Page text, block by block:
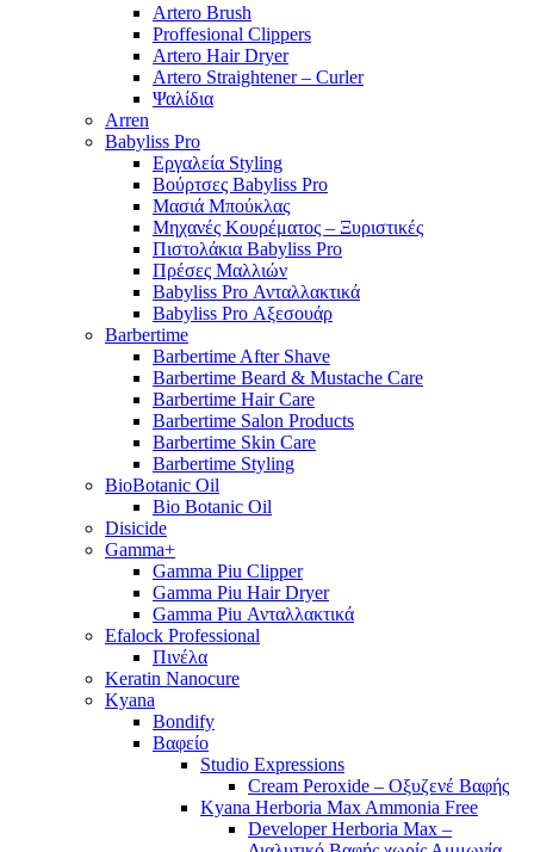
Artero Brush
Proffesional Clippers
Artero Hair Dryer
Artero Straightener – Curler
Ψαλίδια
Arren
Babyliss Pro
Εργαλεία Styling
Βούρτσες Babyliss Pro
Μασιά Μπούκλας
Μηχανές Κουρέματος – Ξυριστικές
Πιστολάκια Babyliss Pro
Πρέσες Μαλλιών
Babyliss Pro Ανταλλακτικά
Babyliss Pro Αξεσουάρ
Barbertime
Barbertime After Shave
Barbertime Beard & Mustache Care
Barbertime Hair Care
Barbertime Salon Products
Barbertime Skin Care
Barbertime Styling
BioBotanic Oil
Bio Botanic Oil
Disicide
Gamma+
Gamma Piu Clipper
Gamma Piu Hair Dryer
Gamma Piu Ανταλλακτικά
Efalock Professional
Πινέλα
Keratin Nanocure
Kyana
Bondify
Βαφείο
Studio Expressions
Cream Peroxide – Οξυζενέ Βαφής
Kyana Herboria Max Ammonia Free
Developer Herboria Max –